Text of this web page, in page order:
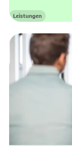
Kategorie
Leistungen